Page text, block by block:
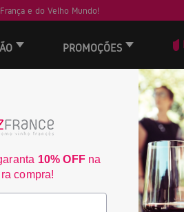
e do Velho Mundo!
PROMOÇÕES
Grátis acima de
3%
10% OFF na
compra!